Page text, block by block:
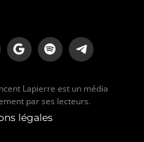
Lapierre est un média
par ses lecteurs.
légales